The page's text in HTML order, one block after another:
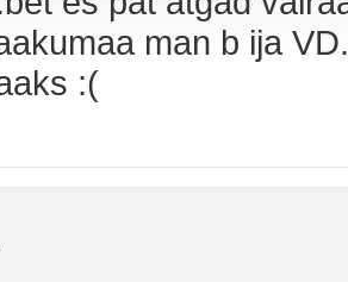
man b ija
:(